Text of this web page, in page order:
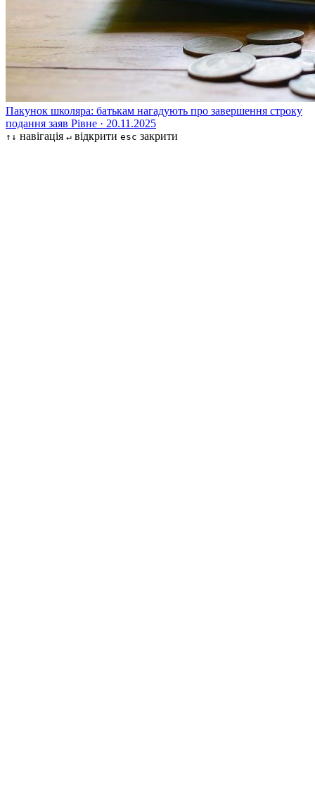
Пакунок школяра: батькам нагадують про завершення строку
подання заяв Рівне · 20.11.2025
↑↓ навігація ↵ відкрити esc закрити